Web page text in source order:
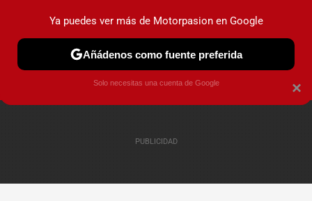
PRUEBAS COCHES ELÉCTRICOS OBSERVATORIO
×
Ya puedes ver más de Motorpasion en Google
Añádenos como fuente preferida
Solo necesitas una cuenta de Google